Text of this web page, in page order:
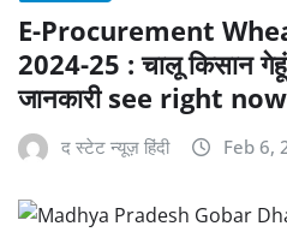
E-Procurement
2024-25 : चालू किसान
जानकारी see right now
द स्टेट न्यूज़ हिंदी Feb 6,